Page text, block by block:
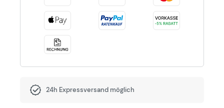
24h Expressversand möglich